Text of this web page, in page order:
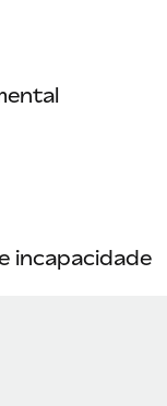
incapacidade